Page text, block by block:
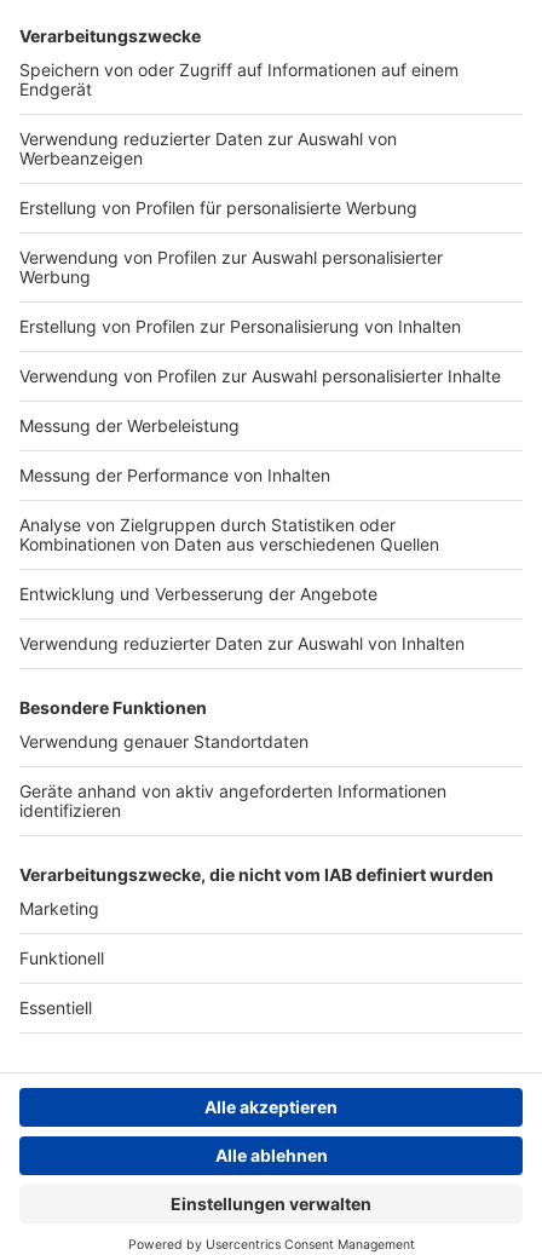
geschafft hat, lest ihr hier.
DEINE GEMERKTEN ARTIKEL
Du hast dir noch keine Artikel gemerkt
Impressum
Nutzungsbedingungen
Jobs
Presse
Werben
Archiv
ANTENNE BAYERN GROUP
Stiftung ANTENNE BAYERN
hilft
Teilnahmebedingungen
Grounding Page ANTENNE
BAYERN
Kontakt
Studio-Hotline
Verkehrs-Hotline
Datenschutz­erklärung
einstellungen
Persönliche Datenkontrolle
Newsletter
ANTENNE BAYERN Live